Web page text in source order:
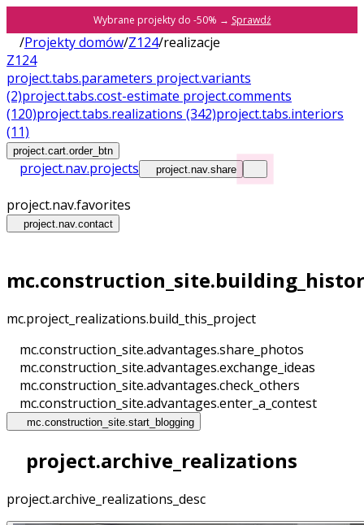
Wybrane projekty do -50% → Sprawdź
/Projekty domów/Z124/realizacje
Z124
project.tabs.parameters project.variants
(2)project.tabs.cost-estimate project.comments
(120)project.tabs.realizations (342)project.tabs.interiors
(11)
project.cart.order_btn
project.nav.projects project.nav.share
project.nav.favorites
project.nav.contact
mc.project_realizations.build_this_project
mc.construction_site.advantages.share_photos
mc.construction_site.advantages.exchange_ideas
mc.construction_site.advantages.check_others
mc.construction_site.advantages.enter_a_contest
mc.construction_site.start_blogging
project.archive_realizations
project.archive_realizations_desc